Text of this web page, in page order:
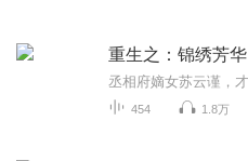
重生之：锦绣芳华
454 1.8万